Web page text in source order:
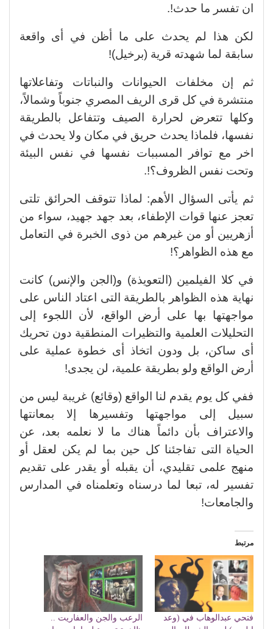
ان تفسر ما حدث!.
لكن هذا لم يحدث على ما أظن في أى واقعة
سابقة لما شهدته قرية (برخيل)!
ثم إن مخلفات الحيوانات والنباتات وتفاعلاتها
منتشرة في كل قرى الريف المصري جنوباً وشمالاً،
وكلها تتعرض لحرارة الصيف وتتفاعل بالطريقة
نفسها، فلماذا يحدث حريق في مكان ولا يحدث في
اخر مع توافر المسببات نفسها في نفس البيئة
وتحت نفس الظروف؟!.
ثم يأتى السؤال الأهم: لماذا تتوقف الحرائق تلتى
تعجز عنها قوات الإطفاء، بعد جهد جهيد، سواء من
أزهريين أو من غيرهم من ذوى الخبرة في التعامل
مع هذه الظواهر؟!
في كلا الفيلمين (التعويذة) و(الجن والإنس) كانت
نهاية هذه الظواهر بالطريقة التى اعتاد الناس على
مواجهتها بها على أرض الواقع، لأن اللجوء إلى
التحليلات العلمية والتظيرات المنطقية دون تحريك
أى ساكن، بل ودون اتخاذ أى خطوة عملية على
أرض الواقع ولو بطريقة علمية، لن يجدى!
ففي كل يوم يقدم لنا الواقع (وقائع) غريبة ليس من
سبيل إلى مواجهتها وتفسيرها إلا بمعانتها
والاعتراف بأن دائماً هناك ما لا نعلمه بعد، عن
الحياة التى تفاجئنا كل حين بما لم يكن لعقل أو
منهج علمى تقليدي، أن يقبله أو يقدر على تقديم
تفسير له، تبعا لما درسناه وتعلمناه في المدارس
والجامعات!
مرتبط
فتحي عبدالوهاب في (وعد
الرعب والجن والعفاريت ..